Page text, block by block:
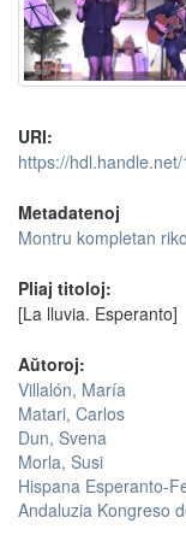
URI:
https://
Metadatenoj
Montru kompletan
Pliaj titoloj:
[La lluvia. Esperanto]
Aŭtoroj:
Villalón, María
Matari, Carlos
Dun, Svena
Morla, Susi
Hispana Esperanto-
Andaluzia Kongreso